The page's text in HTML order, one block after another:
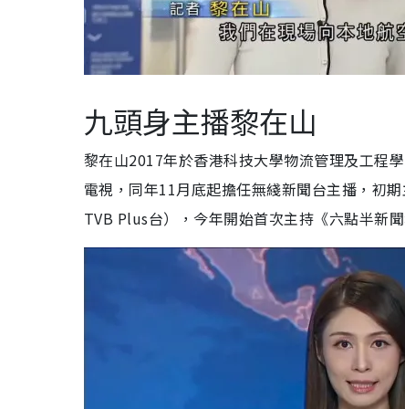
九頭身主播黎在山
黎在山2017年於香港科技大學物流管理及工程
電視，同年11月底起擔任無綫新聞台主播，初
TVB Plus台），今年開始首次主持《六點半新